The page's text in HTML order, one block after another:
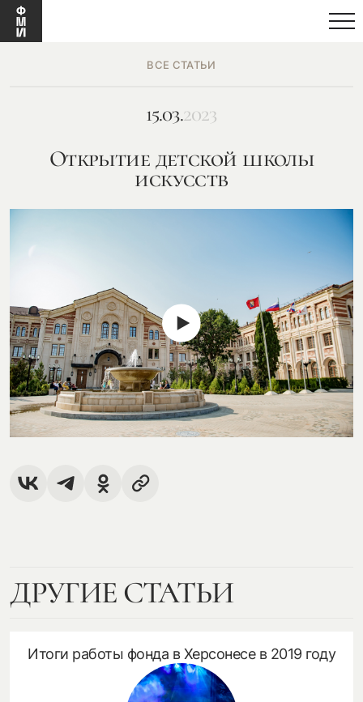
посмотреть на карте
ВСЕ СТАТЬИ
15.03.2023
Открытие детской школы
искусств
ДРУГИЕ СТАТЬИ
Итоги работы фонда в Херсонесе в 2019 году